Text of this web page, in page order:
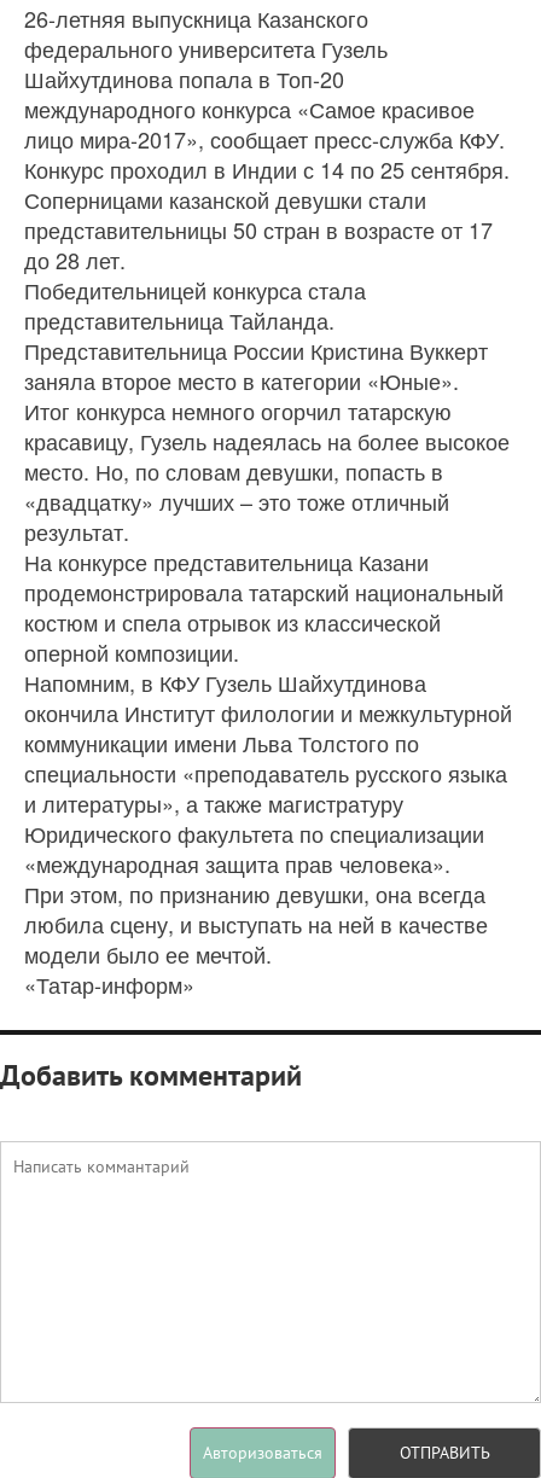
26-летняя выпускница Казанского
федерального университета Гузель
Шайхутдинова попала в Топ-20
международного конкурса «Самое красивое
лицо мира-2017», сообщает пресс-служба КФУ.
Конкурс проходил в Индии с 14 по 25 сентября.
Соперницами казанской девушки стали
представительницы 50 стран в возрасте от 17
до 28 лет.
Победительницей конкурса стала
представительница Тайланда.
Представительница России Кристина Вуккерт
заняла второе место в категории «Юные».
Итог конкурса немного огорчил татарскую
красавицу, Гузель надеялась на более высокое
место. Но, по словам девушки, попасть в
«двадцатку» лучших – это тоже отличный
результат.
На конкурсе представительница Казани
продемонстрировала татарский национальный
костюм и спела отрывок из классической
оперной композиции.
Напомним, в КФУ Гузель Шайхутдинова
окончила Институт филологии и межкультурной
коммуникации имени Льва Толстого по
специальности «преподаватель русского языка
и литературы», а также магистратуру
Юридического факультета по специализации
«международная защита прав человека».
При этом, по признанию девушки, она всегда
любила сцену, и выступать на ней в качестве
модели было ее мечтой.
«Татар-информ»
Добавить комментарий
Авторизоваться ОТПРАВИТЬ